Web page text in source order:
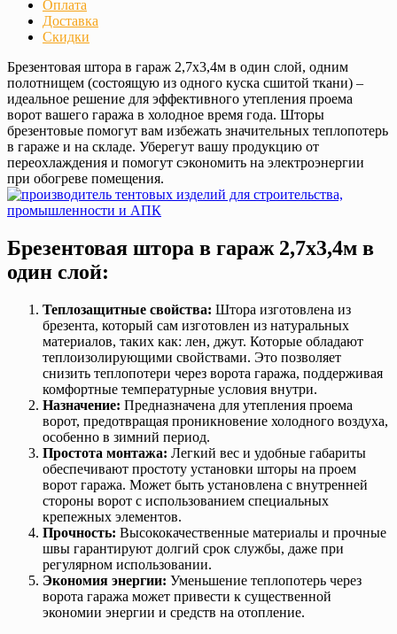
Оплата
Доставка
Скидки
Брезентовая штора в гараж 2,7х3,4м в один слой, одним
полотнищем (состоящую из одного куска сшитой ткани) –
идеальное решение для эффективного утепления проема
ворот вашего гаража в холодное время года. Шторы
брезентовые помогут вам избежать значительных теплопотерь
в гараже и на складе. Уберегут вашу продукцию от
переохлаждения и помогут сэкономить на электроэнергии
при обогреве помещения.
Брезентовая штора в гараж 2,7х3,4м в
один слой:
Теплозащитные свойства: Штора изготовлена из
брезента, который сам изготовлен из натуральных
материалов, таких как: лен, джут. Которые обладают
теплоизолирующими свойствами. Это позволяет
снизить теплопотери через ворота гаража, поддерживая
комфортные температурные условия внутри.
Назначение: Предназначена для утепления проема
ворот, предотвращая проникновение холодного воздуха,
особенно в зимний период.
Простота монтажа: Легкий вес и удобные габариты
обеспечивают простоту установки шторы на проем
ворот гаража. Может быть установлена с внутренней
стороны ворот с использованием специальных
крепежных элементов.
Прочность: Высококачественные материалы и прочные
швы гарантируют долгий срок службы, даже при
регулярном использовании.
Экономия энергии: Уменьшение теплопотерь через
ворота гаража может привести к существенной
экономии энергии и средств на отопление.